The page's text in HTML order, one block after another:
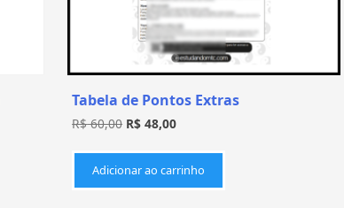
Tabela de Pontos Extras
R$60,00 R$ 48,00
Adicionar ao carrinho